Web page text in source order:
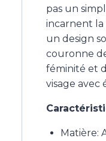
pas un
incarnent
un design
couronne
féminité et
visage avec
Matière: